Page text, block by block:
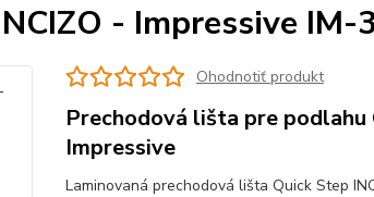
- Impressive IM-
Ohodnotiť produkt
Prechodová lišta pre podlahu
Impressive
Laminovaná prechodová lišta Quick Step